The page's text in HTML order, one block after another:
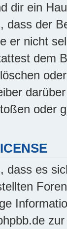
dir ein
dass der
er nicht
dem
oder
dass es